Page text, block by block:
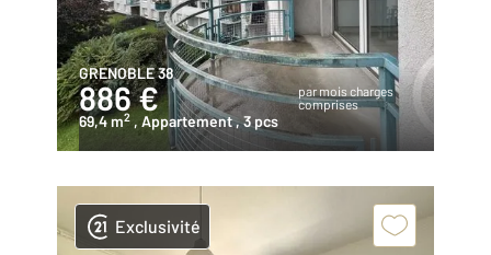
GRENOBLE 38
886 €
par mois charges
comprises
69,4 m2 , Appartement, 3 pcs
Exclusivité